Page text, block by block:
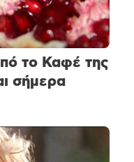
το Καφέ της
σήμερα